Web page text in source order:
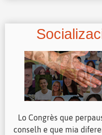
Lo Congrès que
conselh e que mia